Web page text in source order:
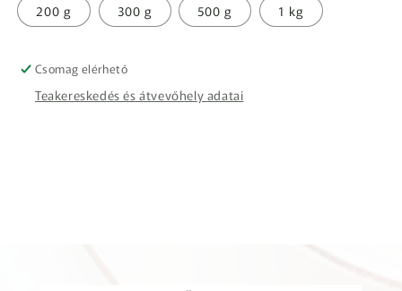
200 g 300 g 500 g 1 kg
Csomag elérhető
Teakereskedés és átvevőhely adatai